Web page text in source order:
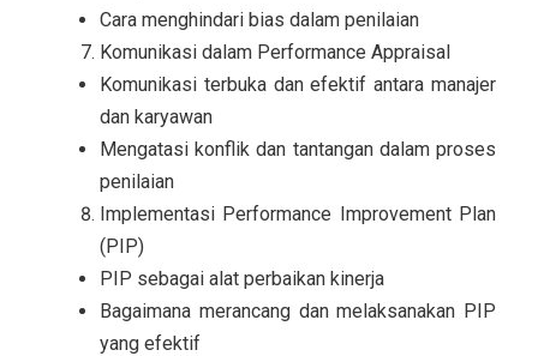
Cara menghindari bias dalam penilaian
Komunikasi dalam Performance Appraisal
Komunikasi terbuka dan efektif antara manajer
dan karyawan
Mengatasi konflik dan tantangan dalam proses
penilaian
Implementasi Performance Improvement Plan
(PIP)
PIP sebagai alat perbaikan kinerja
Bagaimana merancang dan melaksanakan PIP
yang efektif